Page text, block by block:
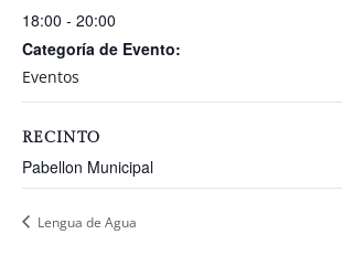
18:00 - 20:00
Categoría de Evento:
Eventos
RECINTO
Pabellon Municipal
Lengua de Agua